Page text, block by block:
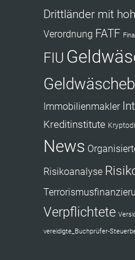
Drittländer mit
Verordnung FATF
FIU
Immobilienmakler
Kreditinstitute
News
Risikoanalyse
Verpflichtete
vereidigte_Buchprüfer-